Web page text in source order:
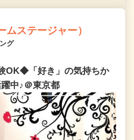
ステージャー）
グ
OK◆「好き」の気持ちか
中♪＠東京都